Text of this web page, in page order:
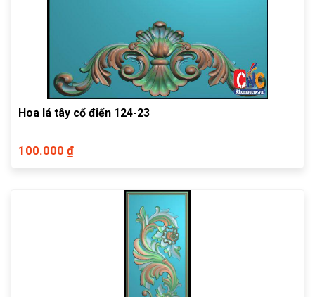
Hoa lá tây cổ điển 124-23
100.000 ₫